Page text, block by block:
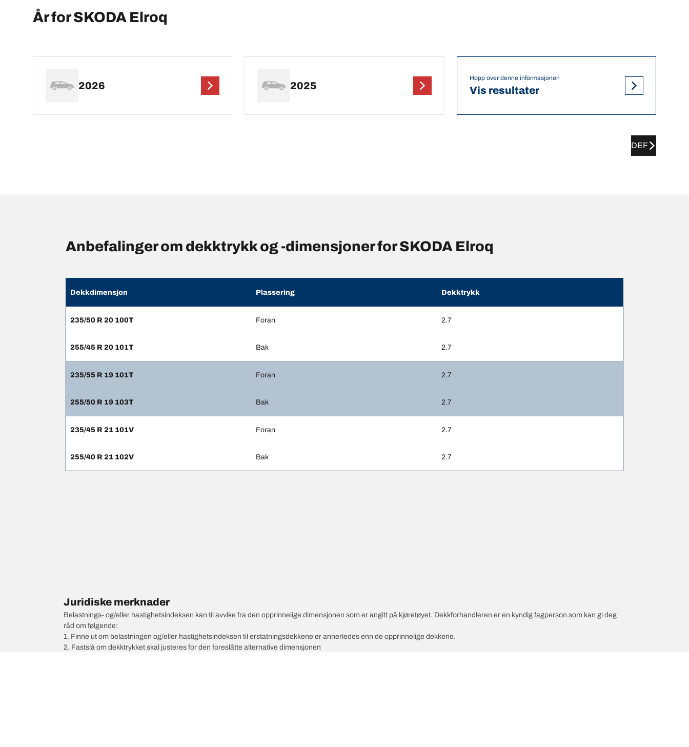
År for SKODA Elroq
2026 2025
Hopp over denne informasjonen
Vis resultater
DEF
Anbefalinger om dekktrykk og -dimensjoner for SKODA Elroq
Dekkdimensjon Plassering Dekktrykk
235/50 R 20 100T Foran 2.7
255/45 R 20 101T Bak 2.7
235/55 R 19 101T Foran 2.7
255/50 R 19 103T Bak 2.7
235/45 R 21 101V Foran 2.7
255/40 R 21 102V Bak 2.7
Juridiske merknader
Belastnings- og/eller hastighetsindeksen kan til avvike fra den opprinnelige dimensjonen som er angitt på kjøretøyet. Dekkforhandleren er en kyndig fagperson som kan gi deg
råd om følgende:
1. Finne ut om belastningen og/eller hastighetsindeksen til erstatningsdekkene er annerledes enn de opprinnelige dekkene.
2. Fastslå om dekktrykket skal justeres for den foreslåtte alternative dimensjonen